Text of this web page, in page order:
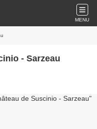
MENU
- Sarzeau